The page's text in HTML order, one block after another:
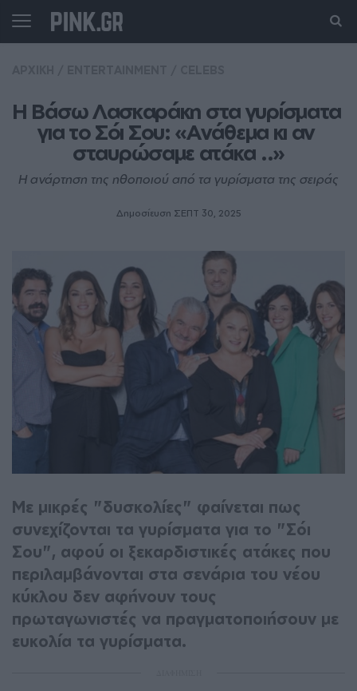
Η Βάσω Λασκαράκη στα γυρίσματα
για το Σόι Σου: «Ανάθεμα κι αν
σταυρώσαμε ατάκα ..»
Η ανάρτηση της ηθοποιού από τα γυρίσματα της σειράς
Δημοσίευση ΣΕΠΤ 30, 2025
Με μικρές "δυσκολίες" φαίνεται πως
συνεχίζονται τα γυρίσματα για το "Σόι
Σου", αφού οι ξεκαρδιστικές ατάκες που
περιλαμβάνονται στα σενάρια του νέου
κύκλου δεν αφήνουν τους
πρωταγωνιστές να πραγματοποιήσουν με
ευκολία τα γυρίσματα.